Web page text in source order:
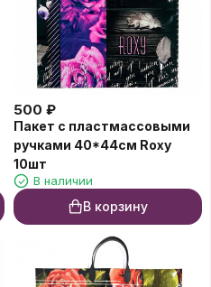
500 ₽
Пакет с пластмассовыми
ручками 40*44см Roxy
10шт
В наличии
В корзину